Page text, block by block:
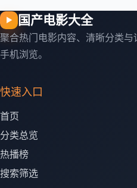
▶ 国产电影大全
聚合热门电影内容、清晰分类
手机浏览。
快速入口
首页
分类总览
热播榜
搜索筛选